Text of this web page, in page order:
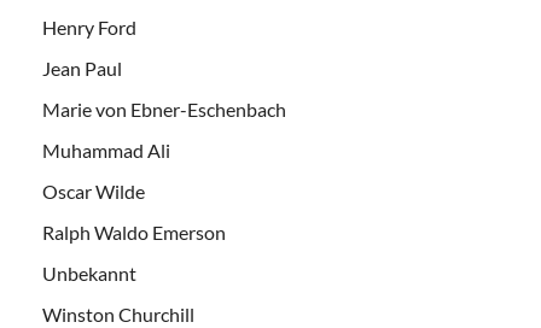
Henry Ford
Jean Paul
Marie von Ebner-Eschenbach
Muhammad Ali
Oscar Wilde
Ralph Waldo Emerson
Unbekannt
Winston Churchill